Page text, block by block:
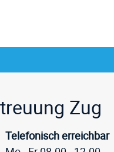
Zug
Telefonisch erreichbar